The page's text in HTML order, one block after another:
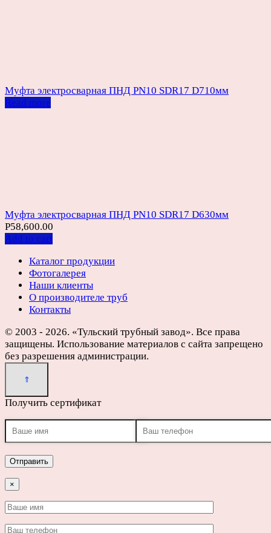
Муфта электросварная ПНД PN10 SDR17 D710мм
Read more
Муфта электросварная ПНД PN10 SDR17 D630мм
Р58,600.00
Add to cart
Каталог продукции
Фотогалерея
Наши клиенты
О производителе труб
Контакты
© 2003 - 2026. «Тульский трубный завод». Все права
защищены. Использование материалов с сайта запрещено
без разрешения администрации.
Получить сертификат
×